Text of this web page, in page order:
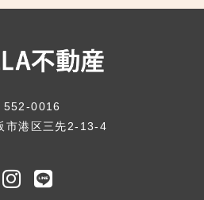
552-0016
市港区三先2-13-4